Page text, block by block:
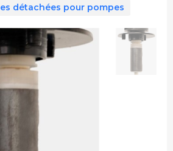
détachées pour pompes